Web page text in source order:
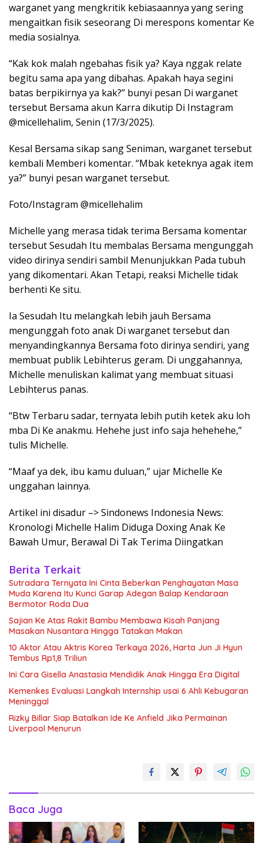
warganet yang mengkritik kebiasaannya yang sering
mengaitkan fisik seseorang Di merespons komentar Ke
media sosialnya.
“Kak kok malah ngebahas fisik ya? Kaya nggak relate
begitu sama apa yang dibahas. Apakah haya segini
batas berpikirnya ya kak?” bunyi pesan Di warganet
tersebut Bersama akun Karra dikutip Di Instagram
@micellehalim, Senin (17/3/2025).
Kesal Bersama sikap sang Seniman, warganet tersebut
kembali Memberi komentar. “Mbak keteknya agak item
ya?” bunyi pesan warganet tersebut.
Foto/Instagram @micellehalim
Michelle yang merasa tidak terima Bersama komentar
tersebut Sesudah Itu membalas Bersama mengunggah
video dirinya sendiri sambil Menunjukkan Pada tubuh
yang dikomentari. Akan Tetapi, reaksi Michelle tidak
berhenti Ke situ.
Ia Sesudah Itu melangkah lebih jauh Bersama
mengunggah foto anak Di warganet tersebut dan
menyandingkannya Bersama foto dirinya sendiri, yang
membuat publik Lebihterus geram. Di unggahannya,
Michelle menuliskan kalimat yang membuat situasi
Lebihterus panas.
“Btw Terbaru sadar, ternyata lebih putih ketek aku loh
mba Di Ke anakmu. Hehehe just info saja hehehehe,”
tulis Michelle.
“Maaf ya dek, ibu kamu duluan,” ujar Michelle Ke
unggahan lainnya.
Artikel ini disadur –> Sindonews Indonesia News:
Kronologi Michelle Halim Diduga Doxing Anak Ke
Bawah Umur, Berawal Di Tak Terima Diingatkan
Berita Terkait
Sutradara Ternyata Ini Cinta Beberkan Penghayatan Masa
Muda Karena Itu Kunci Garap Adegan Balap Kendaraan
Bermotor Roda Dua
Sajian Ke Atas Rakit Bambu Membawa Kisah Panjang
Masakan Nusantara Hingga Tatakan Makan
10 Aktor Atau Aktris Korea Terkaya 2026, Harta Jun Ji Hyun
Tembus Rp1,8 Triliun
Ini Cara Gisella Anastasia Mendidik Anak Hingga Era Digital
Kemenkes Evaluasi Langkah Internship usai 6 Ahli Kebugaran
Meninggal
Rizky Billar Siap Batalkan Ide Ke Anfield Jika Permainan
Liverpool Menurun
Baca Juga